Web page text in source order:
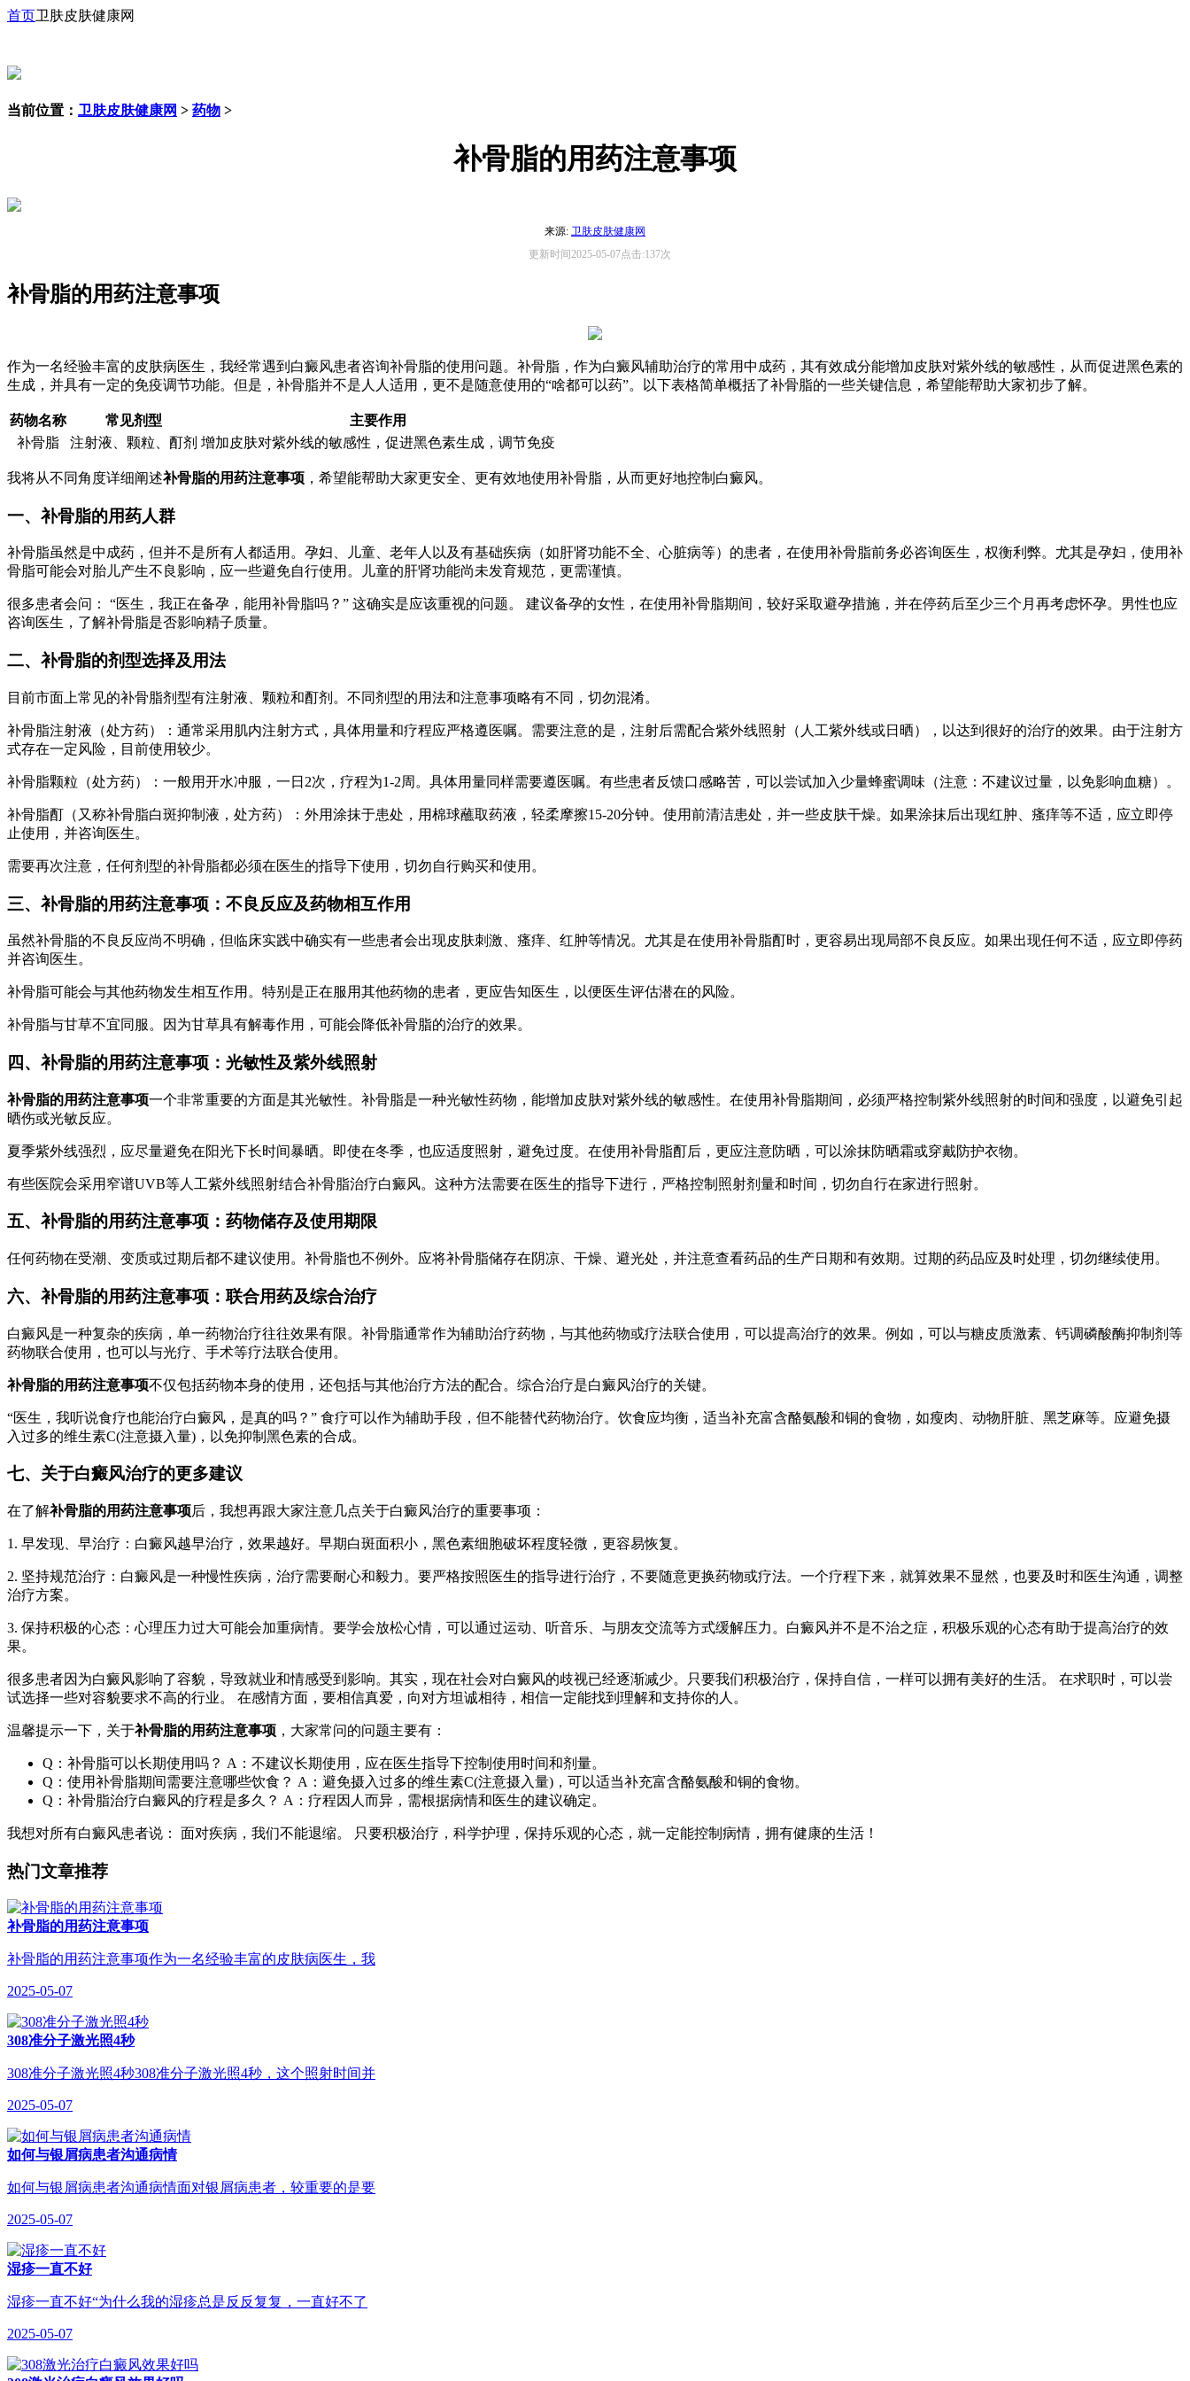
首页卫肤皮肤健康网
当前位置： 卫肤皮肤健康网 > 药物 >
补骨脂的用药注意事项
来源: 卫肤皮肤健康网
更新时间2025-05-07点击:137次
补骨脂的用药注意事项
作为一名经验丰富的皮肤病医生，我经常遇到白癜风患者咨询补骨脂的使用问题。补骨脂，作为白癜风辅助治疗的常用中成药，其有效成分能增加皮肤对紫外线的敏感性，从而促进黑色素的
生成，并具有一定的免疫调节功能。但是，补骨脂并不是人人适用，更不是随意使用的“啥都可以药”。以下表格简单概括了补骨脂的一些关键信息，希望能帮助大家初步了解。
药物名称 常见剂型
主要作用
补骨脂
注射液、颗粒、酊剂 增加皮肤对紫外线的敏感性，促进黑色素生成，调节免疫
我将从不同角度详细阐述补骨脂的用药注意事项 ，希望能帮助大家更安全、更有效地使用补骨脂，从而更好地控制白癜风。
一、补骨脂的用药人群
补骨脂虽然是中成药，但并不是所有人都适用。孕妇、儿童、老年人以及有基础疾病（如肝肾功能不全、心脏病等）的患者，在使用补骨脂前务必咨询医生，权衡利弊。尤其是孕妇，使用补
骨脂可能会对胎儿产生不良影响，应一些避免自行使用。儿童的肝肾功能尚未发育规范，更需谨慎。
很多患者会问： “医生，我正在备孕，能用补骨脂吗？” 这确实是应该重视的问题。 建议备孕的女性，在使用补骨脂期间，较好采取避孕措施，并在停药后至少三个月再考虑怀孕。男性也应
咨询医生，了解补骨脂是否影响精子质量。
二、补骨脂的剂型选择及用法
目前市面上常见的补骨脂剂型有注射液、颗粒和酊剂。不同剂型的用法和注意事项略有不同，切勿混淆。
补骨脂注射液（处方药）：通常采用肌内注射方式，具体用量和疗程应严格遵医嘱。需要注意的是，注射后需配合紫外线照射（人工紫外线或日晒），以达到很好的治疗的效果。由于注射方
式存在一定风险，目前使用较少。
补骨脂颗粒（处方药）：一般用开水冲服，一日2次，疗程为1-2周。具体用量同样需要遵医嘱。有些患者反馈口感略苦，可以尝试加入少量蜂蜜调味（注意：不建议过量，以免影响血糖）。
补骨脂酊（又称补骨脂白斑抑制液，处方药）：外用涂抹于患处，用棉球蘸取药液，轻柔摩擦15-20分钟。使用前清洁患处，并一些皮肤干燥。如果涂抹后出现红肿、瘙痒等不适，应立即停
止使用，并咨询医生。
需要再次注意，任何剂型的补骨脂都必须在医生的指导下使用，切勿自行购买和使用。
三、 补骨脂的用药注意事项 ：不良反应及药物相互作用
虽然补骨脂的不良反应尚不明确，但临床实践中确实有一些患者会出现皮肤刺激、瘙痒、红肿等情况。尤其是在使用补骨脂酊时，更容易出现局部不良反应。如果出现任何不适，应立即停药
并咨询医生。
补骨脂可能会与其他药物发生相互作用。特别是正在服用其他药物的患者，更应告知医生，以便医生评估潜在的风险。
补骨脂与甘草不宜同服。因为甘草具有解毒作用，可能会降低补骨脂的治疗的效果。
四、 补骨脂的用药注意事项 ：光敏性及紫外线照射
补骨脂的用药注意事项一个非常重要的方面是其光敏性。补骨脂是一种光敏性药物，能增加皮肤对紫外线的敏感性。在使用补骨脂期间，必须严格控制紫外线照射的时间和强度，以避免引起
晒伤或光敏反应。
夏季紫外线强烈，应尽量避免在阳光下长时间暴晒。即使在冬季，也应适度照射，避免过度。在使用补骨脂酊后，更应注意防晒，可以涂抹防晒霜或穿戴防护衣物。
有些医院会采用窄谱UVB等人工紫外线照射结合补骨脂治疗白癜风。这种方法需要在医生的指导下进行，严格控制照射剂量和时间，切勿自行在家进行照射。
五、 补骨脂的用药注意事项 ：药物储存及使用期限
任何药物在受潮、变质或过期后都不建议使用。补骨脂也不例外。应将补骨脂储存在阴凉、干燥、避光处，并注意查看药品的生产日期和有效期。过期的药品应及时处理，切勿继续使用。
六、 补骨脂的用药注意事项 ：联合用药及综合治疗
白癜风是一种复杂的疾病，单一药物治疗往往效果有限。补骨脂通常作为辅助治疗药物，与其他药物或疗法联合使用，可以提高治疗的效果。例如，可以与糖皮质激素、钙调磷酸酶抑制剂等
药物联合使用，也可以与光疗、手术等疗法联合使用。
补骨脂的用药注意事项不仅包括药物本身的使用，还包括与其他治疗方法的配合。综合治疗是白癜风治疗的关键。
“医生，我听说食疗也能治疗白癜风，是真的吗？” 食疗可以作为辅助手段，但不能替代药物治疗。饮食应均衡，适当补充富含酪氨酸和铜的食物，如瘦肉、动物肝脏、黑芝麻等。应避免摄
入过多的维生素C(注意摄入量)，以免抑制黑色素的合成。
七、关于白癜风治疗的更多建议
在了解补骨脂的用药注意事项后，我想再跟大家注意几点关于白癜风治疗的重要事项：
1. 早发现、早治疗：白癜风越早治疗，效果越好。早期白斑面积小，黑色素细胞破坏程度轻微，更容易恢复。
2. 坚持规范治疗：白癜风是一种慢性疾病，治疗需要耐心和毅力。要严格按照医生的指导进行治疗，不要随意更换药物或疗法。一个疗程下来，就算效果不显然，也要及时和医生沟通，调整
治疗方案。
3. 保持积极的心态：心理压力过大可能会加重病情。要学会放松心情，可以通过运动、听音乐、与朋友交流等方式缓解压力。白癜风并不是不治之症，积极乐观的心态有助于提高治疗的效
果。
很多患者因为白癜风影响了容貌，导致就业和情感受到影响。其实，现在社会对白癜风的歧视已经逐渐减少。只要我们积极治疗，保持自信，一样可以拥有美好的生活。 在求职时，可以尝
试选择一些对容貌要求不高的行业。 在感情方面，要相信真爱，向对方坦诚相待，相信一定能找到理解和支持你的人。
温馨提示一下，关于补骨脂的用药注意事项 ，大家常问的问题主要有：
Q：补骨脂可以长期使用吗？ A：不建议长期使用，应在医生指导下控制使用时间和剂量。
Q：使用补骨脂期间需要注意哪些饮食？ A：避免摄入过多的维生素C(注意摄入量)，可以适当补充富含酪氨酸和铜的食物。
Q：补骨脂治疗白癜风的疗程是多久？ A：疗程因人而异，需根据病情和医生的建议确定。
我想对所有白癜风患者说： 面对疾病，我们不能退缩。 只要积极治疗，科学护理，保持乐观的心态，就一定能控制病情，拥有健康的生活！
热门文章推荐
补骨脂的用药注意事项
补骨脂的用药注意事项作为一名经验丰富的皮肤病医生，我
2025-05-07
308准分子激光照4秒
308准分子激光照4秒308准分子激光照4秒，这个照射时间并
2025-05-07
如何与银屑病患者沟通病情
如何与银屑病患者沟通病情面对银屑病患者，较重要的是要
2025-05-07
湿疹一直不好
湿疹一直不好“为什么我的湿疹总是反反复复，一直好不了
2025-05-07